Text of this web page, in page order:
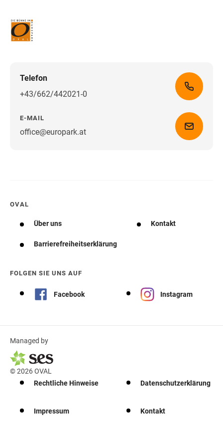
Telefon
+43/662/442021-0
E-MAIL
office@europark.atWegbeschreibung erhalten
OVAL
Über uns Kontakt
Barrierefreiheitserklärung
FOLGEN SIE UNS AUF
Facebook Instagram
Managed by
© 2026 OVAL
Rechtliche Hinweise
Datenschutzerklärung
Impressum Kontakt